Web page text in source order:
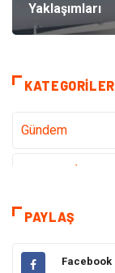
Yaklaşımları
KATEGORILER
Gündem
Hukuk
Dekorasyon
PAYLAŞ
Facebook